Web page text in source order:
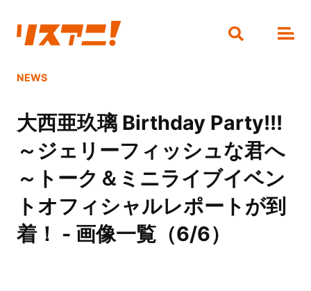
NEWS
大西亜玖璃 Birthday Party!!!
～ジェリーフィッシュな君へ
～トーク＆ミニライブイベン
トオフィシャルレポートが到
着！ - 画像一覧（6/6）